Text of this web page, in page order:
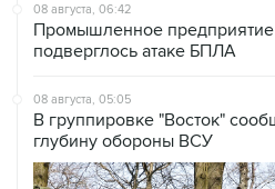
08 августа, 06:42
Промышленное предприятие
подверглось атаке БПЛА
08 августа, 05:05
В группировке "Восток"
глубину обороны ВСУ